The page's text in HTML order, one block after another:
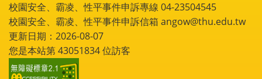
校園安全、霸凌、性平事件申訴專線 04-23504545
校園安全、霸凌、性平事件申訴信箱 angow@thu.edu.tw
更新日期：2026-08-07
您是本站第43051834位訪客